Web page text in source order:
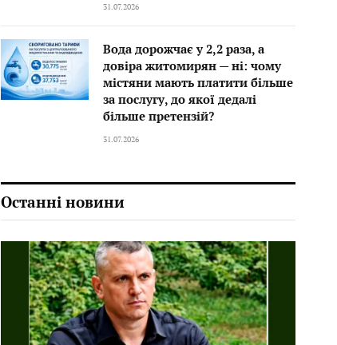
31.07.2026
Вода дорожчає у 2,2 раза, а
довіра житомирян — ні: чому
містяни мають платити більше
за послугу, до якої дедалі
більше претензій?
31.07.2026
Останні новини